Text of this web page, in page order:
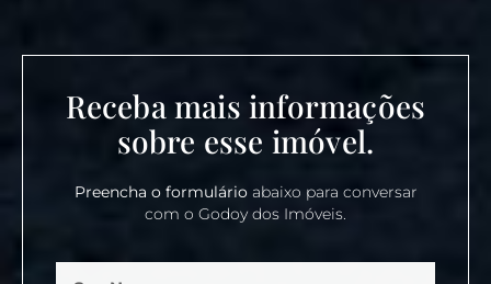
Receba mais informações
sobre esse imóvel.
Preencha o formulárioabaixo para conversar
com o Godoy dos Imóveis.